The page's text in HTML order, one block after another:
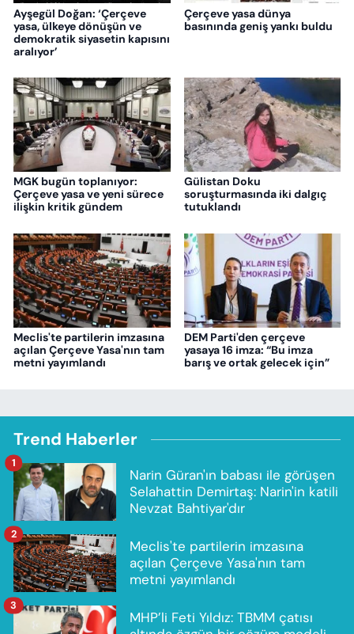
Ayşegül Doğan: ‘Çerçeve
yasa, ülkeye dönüşün ve
demokratik siyasetin kapısını
aralıyor’
Çerçeve yasa dünya
basınında geniş yankı buldu
MGK bugün toplanıyor:
Çerçeve yasa ve yeni sürece
ilişkin kritik gündem
Gülistan Doku
soruşturmasında iki dalgıç
tutuklandı
Meclis'te partilerin imzasına
açılan Çerçeve Yasa'nın tam
metni yayımlandı
DEM Parti'den çerçeve
yasaya 16 imza: “Bu imza
barış ve ortak gelecek için”
Trend Haberler
Narin Güran'ın babası ile görüşen
Selahattin Demirtaş: Narin'in katili
Nevzat Bahtiyar'dır
1
Meclis'te partilerin imzasına
açılan Çerçeve Yasa'nın tam
metni yayımlandı
2
MHP’li Feti Yıldız: TBMM çatısı
3